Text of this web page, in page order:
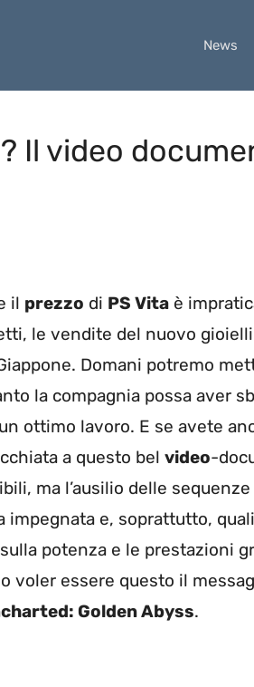
News
Il video
il prezzo di PS Vita è
le vendite del nuovo
Domani potremo
la compagnia possa aver
ottimo lavoro. E se avete
a questo bel video-
ma l’ausilio delle
e, soprattutto,
potenza e le prestazioni
voler essere questo il
Golden Abyss.